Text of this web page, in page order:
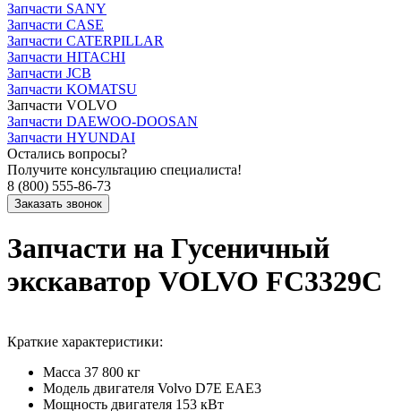
Запчасти SANY
Запчасти CASE
Запчасти CATERPILLAR
Запчасти HITACHI
Запчасти JCB
Запчасти KOMATSU
Запчасти VOLVO
Запчасти DAEWOO-DOOSAN
Запчасти HYUNDAI
Остались вопросы?
Получите консультацию специалиста!
8 (800) 555-86-73
Запчасти на Гусеничный
экскаватор VOLVO FC3329C
Краткие характеристики:
Масса 37 800 кг
Модель двигателя Volvo D7E EAE3
Мощность двигателя 153 кВт